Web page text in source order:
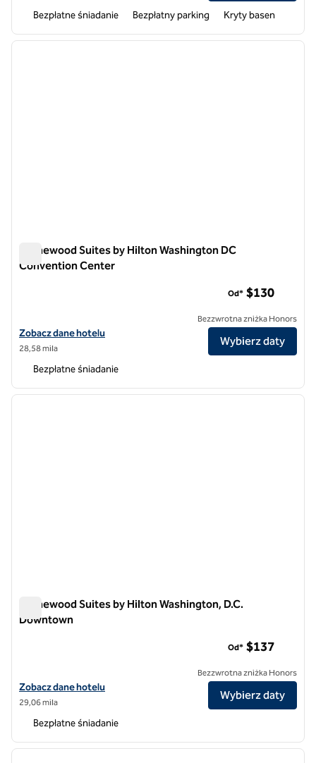
Bezpłatne śniadanie Bezpłatny parking Kryty basen
1 z 12
Homewood Suites by Hilton Washington DC
Convention Center
Zobacz szczegóły hotelu Homewood Suites by Hilton Washington
Zobacz dane hotelu
28,58 mila
Od* $130
Bezzwrotna zniżka Honors
Wybierz daty
Bezpłatne śniadanie
1 z 12
Homewood Suites by Hilton Washington, D.C.
Downtown
Zobacz szczegóły hotelu Homewood Suites by Hilton Washington,
Zobacz dane hotelu
29,06 mila
Od* $137
Bezzwrotna zniżka Honors
Wybierz daty
Bezpłatne śniadanie
1 z 12